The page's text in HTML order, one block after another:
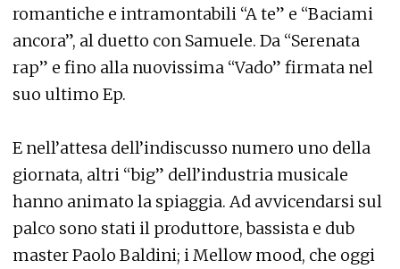
romantiche e intramontabili “A te” e “Baciami
ancora”, al duetto con Samuele. Da “Serenata
rap” e fino alla nuovissima “Vado” firmata nel
suo ultimo Ep.
E nell’attesa dell’indiscusso numero uno della
giornata, altri “big” dell’industria musicale
hanno animato la spiaggia. Ad avvicendarsi sul
palco sono stati il produttore, bassista e dub
master Paolo Baldini; i Mellow mood, che oggi